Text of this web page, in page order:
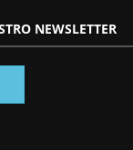
NEWSLETTER